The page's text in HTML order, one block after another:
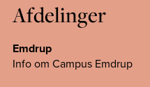
Afdelinger
Emdrup
Info om Campus Emdrup